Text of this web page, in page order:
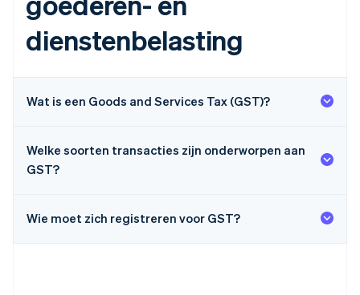
dienstenbelasting
Wat is een Goods and Services Tax (GST)?
Welke soorten transacties zijn onderworpen aan
GST?
Wie moet zich registreren voor GST?